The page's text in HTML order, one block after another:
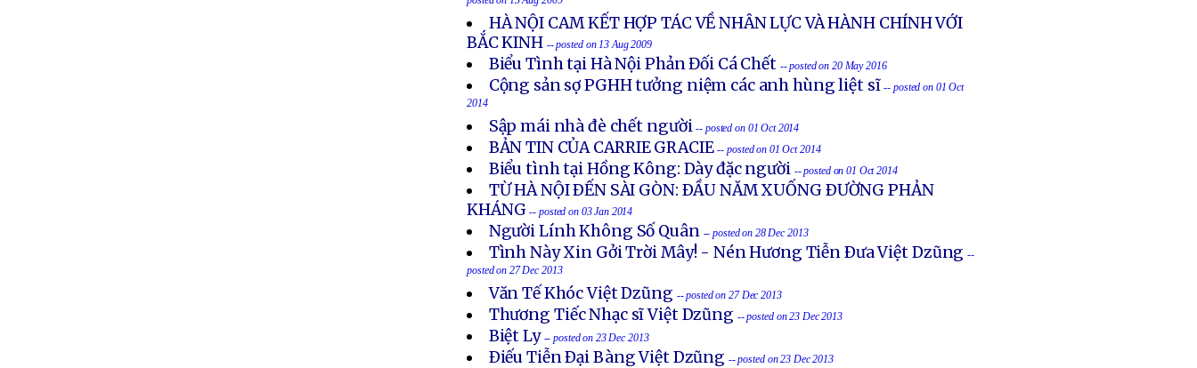
HÀ NỘI CAM KẾT HỢP TÁC VỀ NHÂN LỰC VÀ HÀNH CHÍNH VỚI
BẮC KINH -- posted on 13 Aug 2009
Biểu Tình tại Hà Nội Phản Đối Cá Chết -- posted on 20 May 2016
Cộng sản sợ PGHH tưởng niệm các anh hùng liệt sĩ -- posted on 01 Oct
2014
Sập mái nhà đè chết người -- posted on 01 Oct 2014
BẢN TIN CỦA CARRIE GRACIE-- posted on 01 Oct 2014
Biểu tình tại Hồng Kông: Dày đặc người -- posted on 01 Oct 2014
TỪ HÀ NỘI ÐẾN SÀI GÒN: ÐẦU NĂM XUỐNG ÐƯỜNG PHẢN
KHÁNG-- posted on 03 Jan 2014
Người Lính Không Số Quân -- posted on 28 Dec 2013
Tình Này Xin Gởi Trời Mây! - Nén Hương Tiễn Ðưa Việt Dzũng --
posted on 27 Dec 2013
Văn Tế Khóc Việt Dzũng -- posted on 27 Dec 2013
Thương Tiếc Nhạc sĩ Việt Dzũng -- posted on 23 Dec 2013
Biệt Ly -- posted on 23 Dec 2013
Ðiếu Tiễn Ðại Bàng Việt Dzũng -- posted on 23 Dec 2013